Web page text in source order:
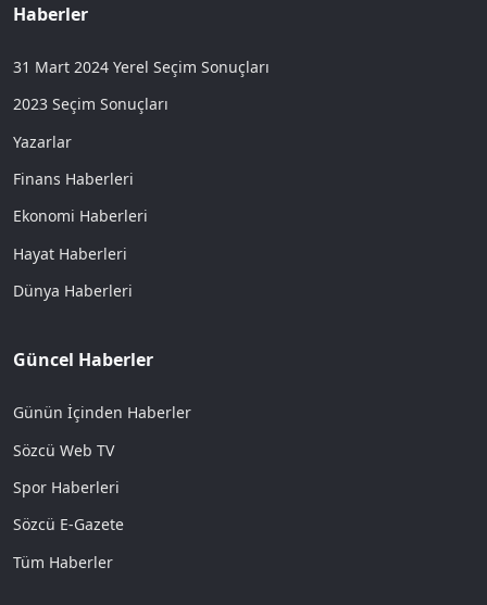
Haberler
31 Mart 2024 Yerel Seçim Sonuçları
2023 Seçim Sonuçları
Yazarlar
Finans Haberleri
Ekonomi Haberleri
Hayat Haberleri
Dünya Haberleri
Güncel Haberler
Günün İçinden Haberler
Sözcü Web TV
Spor Haberleri
Sözcü E-Gazete
Tüm Haberler